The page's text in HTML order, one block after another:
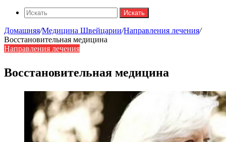
Искать
Домашняя/Медицина Швейцарии/Направления лечения/
Восстановительная медицина
Направления лечения
Восстановительная медицина